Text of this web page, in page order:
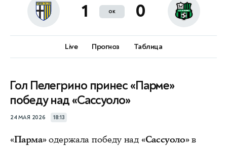
1 ок 0
Live Прогноз Таблица
Гол Пелегрино принес «Парме»
победу над «Сассуоло»
24 МАЯ 2026 18:13
«Парма»одержала победу над«Сассуоло»в